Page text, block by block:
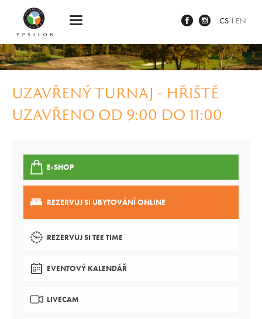
CS EN
UZAVŘENÝ TURNAJ - HŘIŠTĚ
UZAVŘENO OD 9:00 DO 11:00
E-SHOP
REZERVUJ SI UBYTOVÁNÍ ONLINE
REZERVUJ SI TEE TIME
EVENTOVÝ KALENDÁŘ
LIVECAM